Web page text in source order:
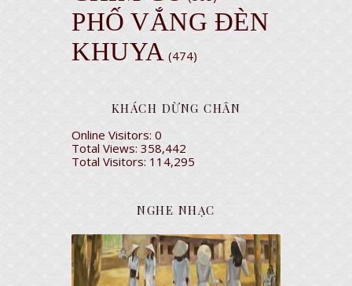
PHỐ VẮNG ĐÈN
KHUYA (474)
KHÁCH DỪNG CHÂN
Online Visitors:0
Total Views:358,442
Total Visitors: 114,295
NGHE NHẠC